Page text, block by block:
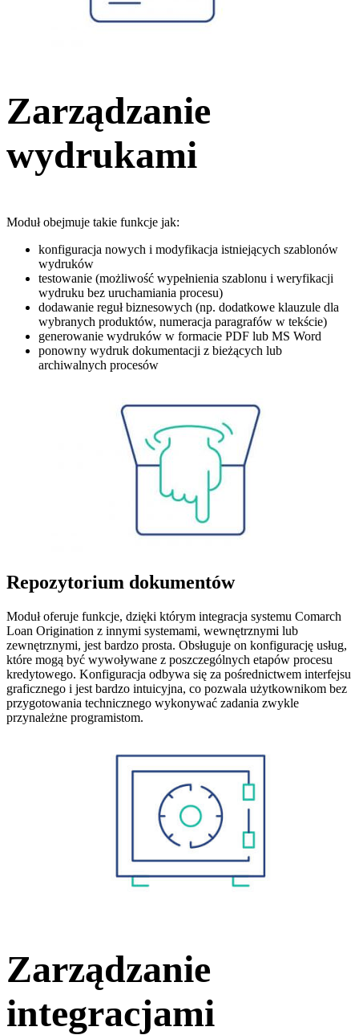
Zarządzanie
wydrukami
Moduł obejmuje takie funkcje jak:
konfiguracja nowych i modyfikacja istniejących szablonów
wydruków
testowanie (możliwość wypełnienia szablonu i weryfikacji
wydruku bez uruchamiania procesu)
dodawanie reguł biznesowych (np. dodatkowe klauzule dla
wybranych produktów, numeracja paragrafów w tekście)
generowanie wydruków w formacie PDF lub MS Word
ponowny wydruk dokumentacji z bieżących lub
archiwalnych procesów
Repozytorium dokumentów
Moduł oferuje funkcje, dzięki którym integracja systemu Comarch
Loan Origination z innymi systemami, wewnętrznymi lub
zewnętrznymi, jest bardzo prosta. Obsługuje on konfigurację usług,
które mogą być wywoływane z poszczególnych etapów procesu
kredytowego. Konfiguracja odbywa się za pośrednictwem interfejsu
graficznego i jest bardzo intuicyjna, co pozwala użytkownikom bez
przygotowania technicznego wykonywać zadania zwykle
przynależne programistom.
Zarządzanie
integracjami